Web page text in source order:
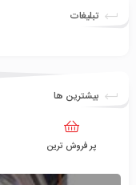
تبلیغات
بیشترین ها
پر فروش ترین